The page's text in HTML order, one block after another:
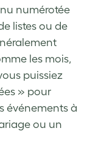
numérotée
listes ou de
les mois,
puissiez
» pour
événements à
ou un